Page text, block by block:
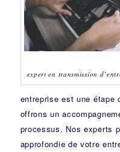
expert en transmission
entreprise est une étape
offrons un
processus. Nos experts
approfondie de votre